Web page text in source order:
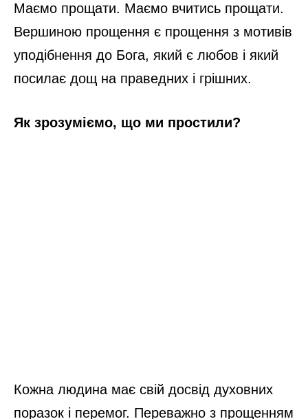
Маємо прощати. Маємо вчитись прощати.
Вершиною прощення є прощення з мотивів
уподібнення до Бога, який є любов і який
посилає дощ на праведних і грішних.
Як зрозуміємо, що ми простили?
Кожна людина має свій досвід духовних
поразок і перемог. Переважно з прощенням